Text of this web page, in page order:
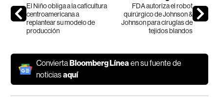
El Niño obliga a la caficultura
centroamericana a
replantear su modelo de
producción
FDA autoriza el robot
quirúrgico de Johnson &
Johnson para cirugías de
tejidos blandos
ConviertaBloomberg Líneaen su fuente de
noticiasaquí